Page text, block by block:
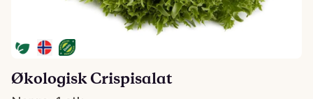
Økologisk Crispisalat